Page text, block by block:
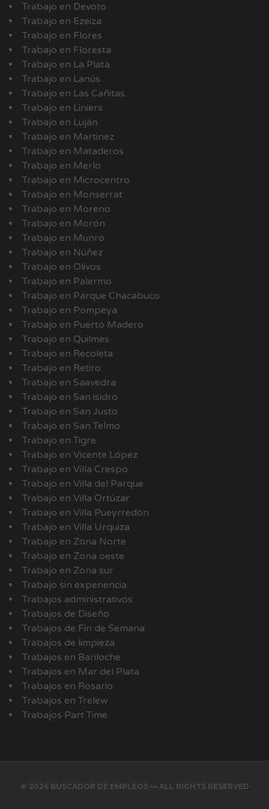
Trabajo en Devoto
Trabajo en Ezeiza
Trabajo en Flores
Trabajo en Floresta
Trabajo en La Plata
Trabajo en Lanús
Trabajo en Las Cañitas
Trabajo en Liniers
Trabajo en Luján
Trabajo en Martinez
Trabajo en Mataderos
Trabajo en Merlo
Trabajo en Microcentro
Trabajo en Monserrat
Trabajo en Moreno
Trabajo en Morón
Trabajo en Munro
Trabajo en Núñez
Trabajo en Olivos
Trabajo en Palermo
Trabajo en Parque Chacabuco
Trabajo en Pompeya
Trabajo en Puerto Madero
Trabajo en Quilmes
Trabajo en Recoleta
Trabajo en Retiro
Trabajo en Saavedra
Trabajo en San isidro
Trabajo en San Justo
Trabajo en San Telmo
Trabajo en Tigre
Trabajo en Vicente López
Trabajo en Villa Crespo
Trabajo en Villa del Parque
Trabajo en Villa Ortúzar
Trabajo en Villa Pueyrredón
Trabajo en Villa Urquiza
Trabajo en Zona Norte
Trabajo en Zona oeste
Trabajo en Zona sur
Trabajo sin experiencia
Trabajos administrativos
Trabajos de Diseño
Trabajos de Fin de Semana
Trabajos de limpieza
Trabajos en Bariloche
Trabajos en Mar del Plata
Trabajos en Rosario
Trabajos en Trelew
Trabajos Part Time
© 2026 BUSCADOR DE EMPLEOS — ALL RIGHTS RESERVED